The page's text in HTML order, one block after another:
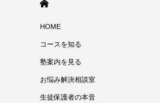
HOME
コースを知る
塾案内を見る
お悩み解決相談室
生徒保護者の本音